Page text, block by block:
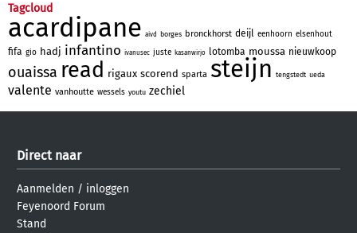
Tagcloud
acardipane aivd borges bronckhorst deijl eenhoorn elsenhout
fifa gio hadj infantino ivanusec juste kasanwirjo lotomba moussa nieuwkoop
ouaissa read rigaux scorend sparta steijn tengstedt ueda
valente vanhoutte wessels youtu zechiel
Direct naar
Aanmelden / inloggen
Feyenoord Forum
Stand